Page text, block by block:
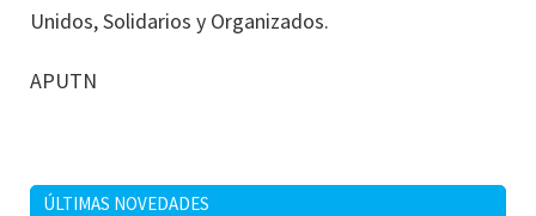
Unidos, Solidarios y Organizados.
APUTN
ÚLTIMAS NOVEDADES